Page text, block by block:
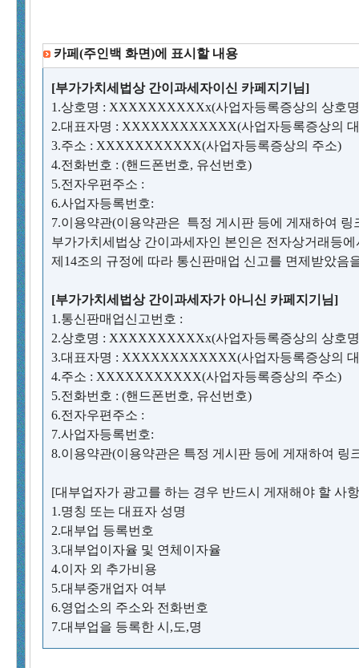
카페(주인백 화면)에 표시할 내용
[부가가치세법상 간이과세자이신 카페지기님]
1.상호명 : XXXXXXXXXXx(사업자등록증상의 상호
2.대표자명 : XXXXXXXXXXXX(사업자등록증상의
3.주소 : XXXXXXXXXXX(사업자등록증상의 주소)
4.전화번호 : (핸드폰번호, 유선번호)
5.전자우편주소 :
6.사업자등록번호:
7.이용약관(이용약관은 특정 게시판 등에 게재하여 링
부가가치세법상 간이과세자인 본인은 전자상거래등
제14조의 규정에 따라 통신판매업 신고를 면제받았음
[부가가치세법상 간이과세자가 아니신 카페지기님]
1.통신판매업신고번호 :
2.상호명 : XXXXXXXXXXx(사업자등록증상의 상호
3.대표자명 : XXXXXXXXXXXX(사업자등록증상의
4.주소 : XXXXXXXXXXX(사업자등록증상의 주소)
5.전화번호 : (핸드폰번호, 유선번호)
6.전자우편주소 :
7.사업자등록번호:
8.이용약관(이용약관은 특정 게시판 등에 게재하여 링
[대부업자가 광고를 하는 경우 반드시 게재해야 할 사
1.명칭 또는 대표자 성명
2.대부업 등록번호
3.대부업이자율 및 연체이자율
4.이자 외 추가비용
5.대부중개업자 여부
6.영업소의 주소와 전화번호
7.대부업을 등록한 시,도,명